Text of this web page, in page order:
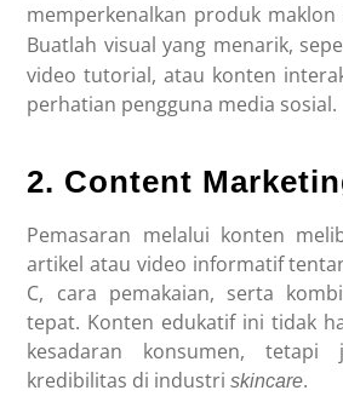
memperkenalkan produk maklon
Buatlah visual yang menarik,
video tutorial, atau konten
perhatian pengguna media sosial.
2. Content
Pemasaran melalui konten
artikel atau video informatif
C, cara pemakaian, serta
tepat. Konten edukatif ini tidak
kesadaran konsumen, tetapi
kredibilitas di industriskincare.